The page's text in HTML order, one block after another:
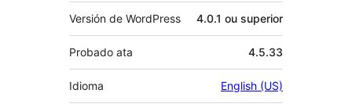
Versión de WordPress 4.0.1 ou superior
Probado ata 4.5.33
Idioma English (US)